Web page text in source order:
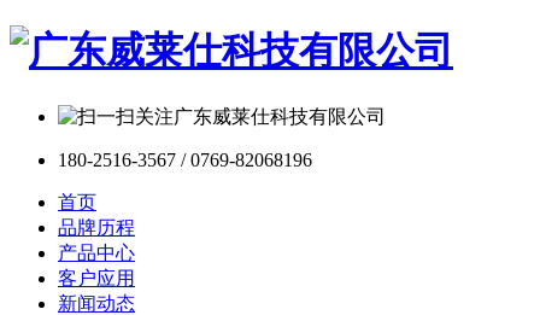
180-2516-3567 / 0769-82068196
首页
品牌历程
产品中心
客户应用
新闻动态